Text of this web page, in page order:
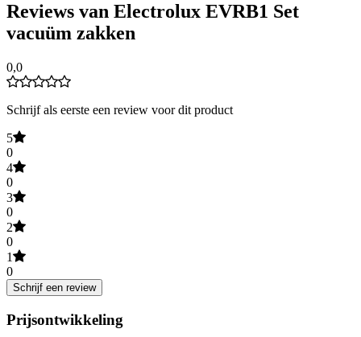
Reviews van Electrolux EVRB1 Set
vacuüm zakken
0,0
Schrijf als eerste een review voor dit product
5
0
4
0
3
0
2
0
1
0
Schrijf een review
Prijsontwikkeling